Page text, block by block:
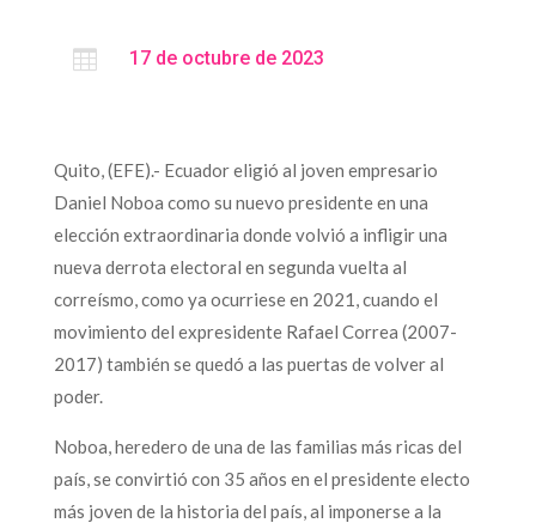
 17 de octubre de 2023
Quito, (EFE).- Ecuador eligió al joven empresario
Daniel Noboa como su nuevo presidente en una
elección extraordinaria donde volvió a infligir una
nueva derrota electoral en segunda vuelta al
correísmo, como ya ocurriese en 2021, cuando el
movimiento del expresidente Rafael Correa (2007-
2017) también se quedó a las puertas de volver al
poder.
Noboa, heredero de una de las familias más ricas del
país, se convirtió con 35 años en el presidente electo
más joven de la historia del país, al imponerse a la